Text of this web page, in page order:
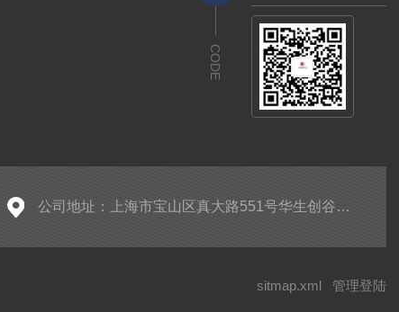
CODE
公司地址：上海市宝山区真大路551号华生创谷产业园5205
sitmap.xml 管理登陆